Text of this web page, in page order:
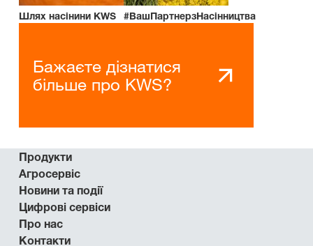
Шлях насінини KWS #ВашПартнерзНасінництва
Бажаєте дізнатися
більше про KWS?
Продукти
Агросервіс
Новини та події
Цифрові сервіси
Про нас
Контакти